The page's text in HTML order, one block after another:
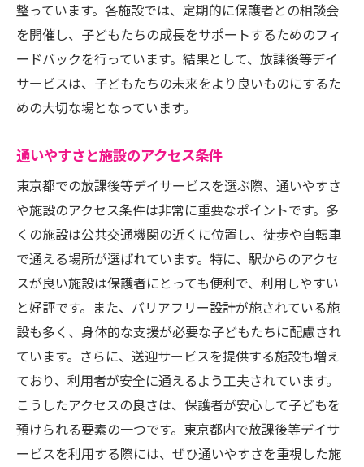
家庭でのフォローアップ体制
保護者向けの情報共有とセミナー
緊急時の対応と連絡方法
保護者同士の交流機会の提供
東京都における放課後等デイサービスの選択肢
とその活用法
公的支援を受けられる施設の紹介
民間運営の特色あるデイサービス
特定の支援が得意な施設の見極め
サービスの利用申請手続きの流れ
体験入所の活用方法
サービス選びの際の優先事項
安心して預けられる放課後等デイサービスの特
徴とその選び方
施設の安全管理と緊急時対応策
子どもがリラックスできる環境づくり
整っています。各施設では、定期的に保護者との相談会
を開催し、子どもたちの成長をサポートするためのフィ
ードバックを行っています。結果として、放課後等デイ
サービスは、子どもたちの未来をより良いものにするた
めの大切な場となっています。
通いやすさと施設のアクセス条件
東京都での放課後等デイサービスを選ぶ際、通いやすさ
や施設のアクセス条件は非常に重要なポイントです。多
くの施設は公共交通機関の近くに位置し、徒歩や自転車
で通える場所が選ばれています。特に、駅からのアクセ
スが良い施設は保護者にとっても便利で、利用しやすい
と好評です。また、バリアフリー設計が施されている施
設も多く、身体的な支援が必要な子どもたちに配慮され
ています。さらに、送迎サービスを提供する施設も増え
ており、利用者が安全に通えるよう工夫されています。
こうしたアクセスの良さは、保護者が安心して子どもを
預けられる要素の一つです。東京都内で放課後等デイサ
ービスを利用する際には、ぜひ通いやすさを重視した施